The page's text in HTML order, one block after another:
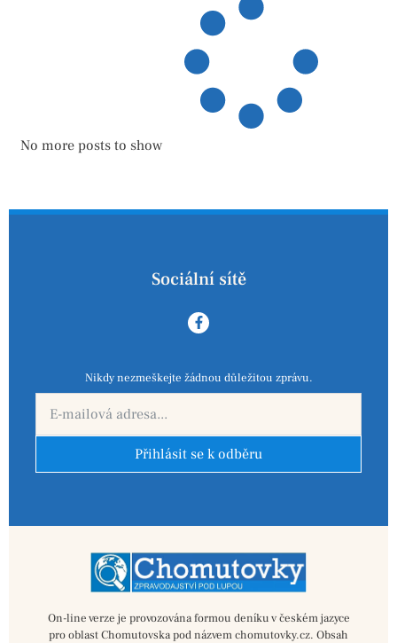
No more posts to show
Sociální sítě
Nikdy nezmeškejte žádnou důležitou zprávu.
Přihlásit se k odběru
On-line verze je provozována formou deníku v českém jazyce
pro oblast Chomutovska pod názvem chomutovky.cz. Obsah